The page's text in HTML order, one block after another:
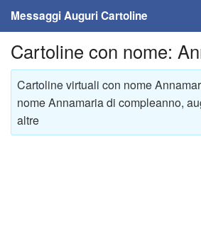
Messaggi Auguri Cartoline
Home
Messaggi
Cartoline
Cartoline con nome:
Cartoline virtuali con nome
nome Annamaria di compleanno,
altre